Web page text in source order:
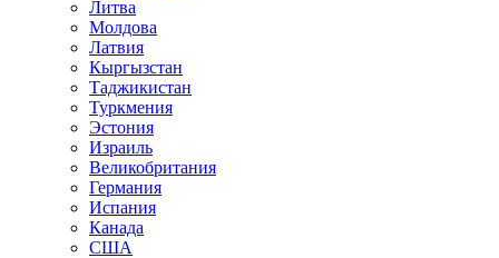
Литва
Молдова
Латвия
Кыргызстан
Таджикистан
Туркмения
Эстония
Израиль
Великобритания
Германия
Испания
Канада
США